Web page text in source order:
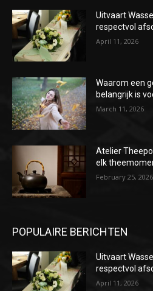
Uitvaart
respectvol
April 11, 2026
Waarom een
belangrijk is
March 11, 2026
Atelier
elk
February 25, 2026
POPULAIRE BERICHTEN
Uitvaart
respectvol
April 11, 2026